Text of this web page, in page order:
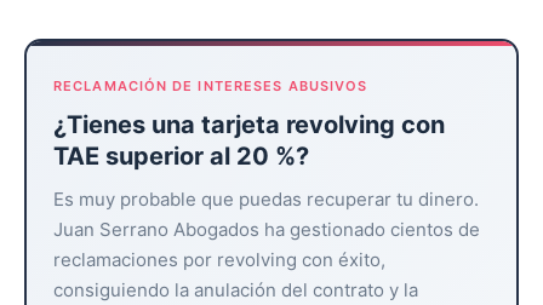
RECLAMACIÓN DE INTERESES ABUSIVOS
¿Tienes una tarjeta revolving con
TAE superior al 20 %?
Es muy probable que puedas recuperar tu dinero.
Juan Serrano Abogados ha gestionado cientos de
reclamaciones por revolving con éxito,
consiguiendo la anulación del contrato y la